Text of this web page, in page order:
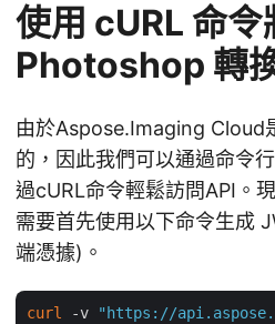
使用 cURL 命令
Photoshop 轉
由於Aspose.Imaging Cloud
的，因此我們可以通過命令
過cURL命令輕鬆訪問API。
需要首先使用以下命令生成
端憑據)。
curl -v "https://